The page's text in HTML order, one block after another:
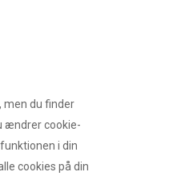
men du finder
ændrer cookie-
i din
cookies på din